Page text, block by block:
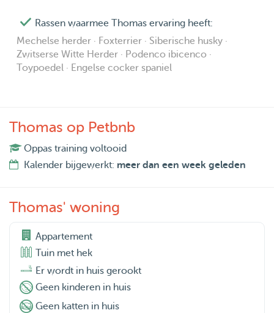
Rassen waarmee Thomas ervaring heeft:
Mechelse herder · Foxterrier · Siberische husky ·
Zwitserse Witte Herder · Podenco ibicenco ·
Toypoedel · Engelse cocker spaniel
Thomas op Petbnb
Oppas training voltooid
Kalender bijgewerkt: meer dan een week geleden
Thomas' woning
Appartement
Tuin met hek
Er wordt in huis gerookt
Geen kinderen in huis
Geen katten in huis